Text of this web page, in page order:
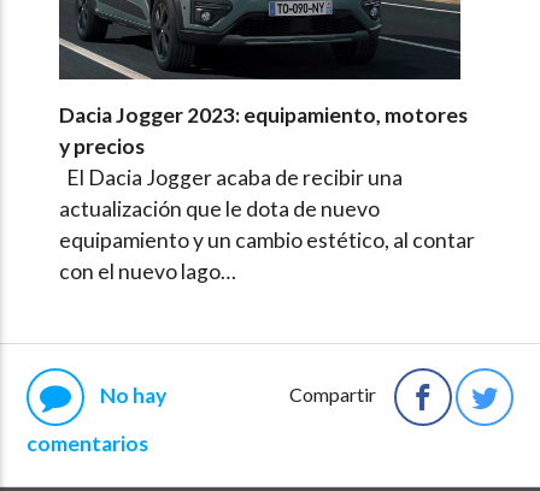
Dacia Jogger 2023: equipamiento, motores
y precios
El Dacia Jogger acaba de recibir una
actualización que le dota de nuevo
equipamiento y un cambio estético, al contar
con el nuevo lago…
Compartir
No hay
comentarios